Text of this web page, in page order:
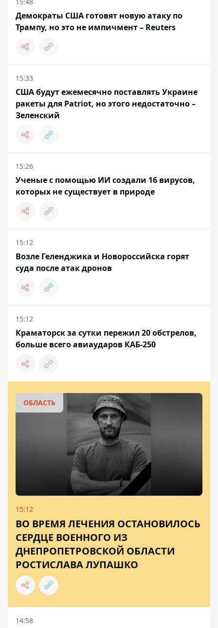
Демократы США готовят новую атаку по
Трампу, но это не импичмент – Reuters
15:33
США будут ежемесячно поставлять Украине
ракеты для Patriot, но этого недостаточно –
Зеленский
15:26
Ученые с помощью ИИ создали 16 вирусов,
которых не существует в природе
15:12
Возле Геленджика и Новороссийска горят
суда после атак дронов
15:12
Краматорск за сутки пережил 20 обстрелов,
больше всего авиаударов КАБ-250
ОБЛАСТЬ
15:12
ВО ВРЕМЯ ЛЕЧЕНИЯ ОСТАНОВИЛОСЬ
СЕРДЦЕ ВОЕННОГО ИЗ
ДНЕПРОПЕТРОВСКОЙ ОБЛАСТИ
РОСТИСЛАВА ЛУПАШКО
14:58